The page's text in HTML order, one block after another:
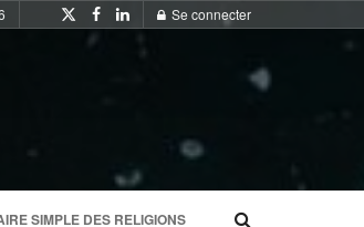
Se connecter
SIMPLE DES RELIGIONS